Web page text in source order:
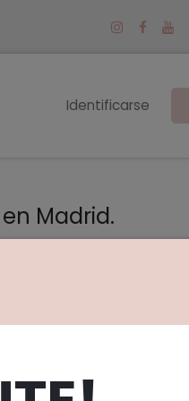
Identificarse
Madrid.
disfrutar todos juntos.